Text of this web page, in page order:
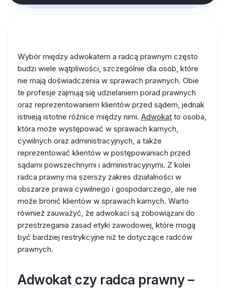
Wybór między adwokatem a radcą prawnym często
budzi wiele wątpliwości, szczególnie dla osób, które
nie mają doświadczenia w sprawach prawnych. Obie
te profesje zajmują się udzielaniem porad prawnych
oraz reprezentowaniem klientów przed sądem, jednak
istnieją istotne różnice między nimi. Adwokat to osoba,
która może występować w sprawach karnych,
cywilnych oraz administracyjnych, a także
reprezentować klientów w postępowaniach przed
sądami powszechnymi i administracyjnymi. Z kolei
radca prawny ma szerszy zakres działalności w
obszarze prawa cywilnego i gospodarczego, ale nie
może bronić klientów w sprawach karnych. Warto
również zauważyć, że adwokaci są zobowiązani do
przestrzegania zasad etyki zawodowej, które mogą
być bardziej restrykcyjne niż te dotyczące radców
prawnych.
Adwokat czy radca prawny –